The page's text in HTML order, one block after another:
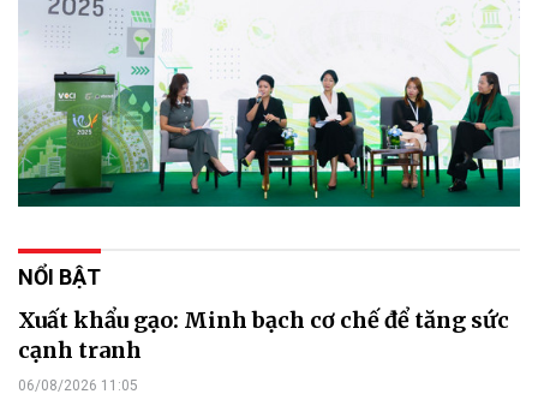
NỔI BẬT
Xuất khẩu gạo: Minh bạch cơ chế để tăng sức
cạnh tranh
06/08/2026 11:05